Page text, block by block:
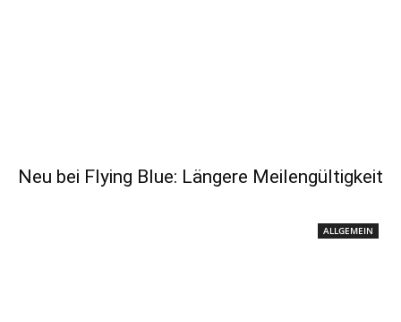
Neu bei Flying Blue: Längere Meilengültigkeit
ALLGEMEIN